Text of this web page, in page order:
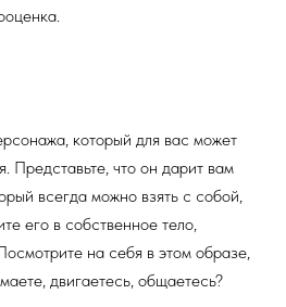
который для вас может
Представьте, что он дарит вам
всегда можно взять с собой,
его в собственное тело,
на себя в этом образе,
двигаетесь, общаетесь?